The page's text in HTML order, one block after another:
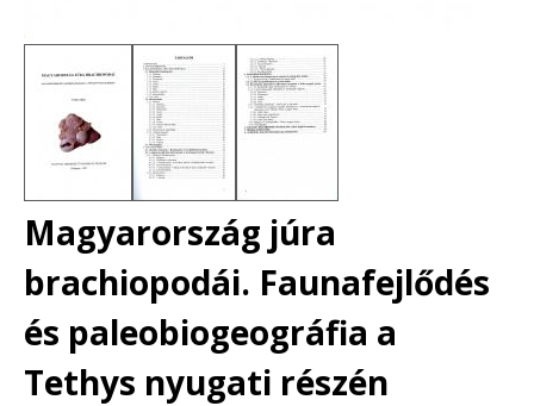
Magyarország júra
brachiopodái. Faunafejlődés
és paleobiogeográfia a
Tethys nyugati részén